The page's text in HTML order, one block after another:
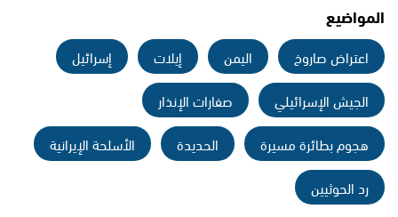
المواضيع
اعتراض صاروخ اليمن إيلات
إسرائيل
الجيش الإسرائيلي
صفارات الإنذار
هجوم بطائرة مسيرة
الحديدة
الأسلحة الإيرانية
رد الحوثيين